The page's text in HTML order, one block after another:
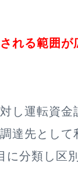
れる範囲が
し運転資金
達先として
に分類し区